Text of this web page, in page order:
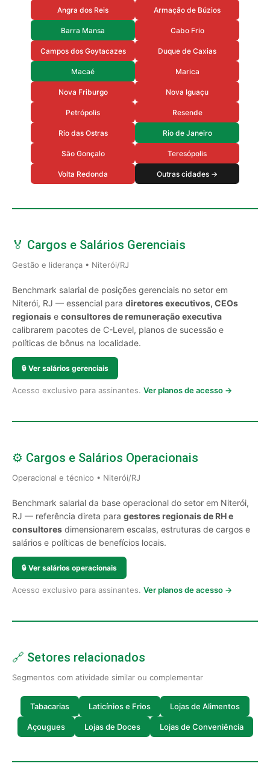
Angra dos Reis Armação de Búzios
Barra Mansa Cabo Frio
Campos dos Goytacazes Duque de Caxias
Macaé Marica
Nova Friburgo Nova Iguaçu
Petrópolis Resende
Rio das Ostras Rio de Janeiro
São Gonçalo Teresópolis
Volta Redonda Outras cidades →
🏅 Cargos e Salários Gerenciais
Gestão e liderança • Niterói/RJ
Benchmark salarial de posições gerenciais no setor em
Niterói, RJ — essencial para diretores executivos, CEOs
regionais e consultores de remuneração executiva
calibrarem pacotes de C-Level, planos de sucessão e
políticas de bônus na localidade.
🔒 Ver salários gerenciais
Acesso exclusivo para assinantes. Ver planos de acesso →
⚙️ Cargos e Salários Operacionais
Operacional e técnico • Niterói/RJ
Benchmark salarial da base operacional do setor em Niterói,
RJ — referência direta para gestores regionais de RH e
consultores dimensionarem escalas, estruturas de cargos e
salários e políticas de benefícios locais.
🔒 Ver salários operacionais
Acesso exclusivo para assinantes. Ver planos de acesso →
🔗 Setores relacionados
Segmentos com atividade similar ou complementar
Tabacarias Laticínios e Frios Lojas de Alimentos
Açougues Lojas de Doces Lojas de Conveniência